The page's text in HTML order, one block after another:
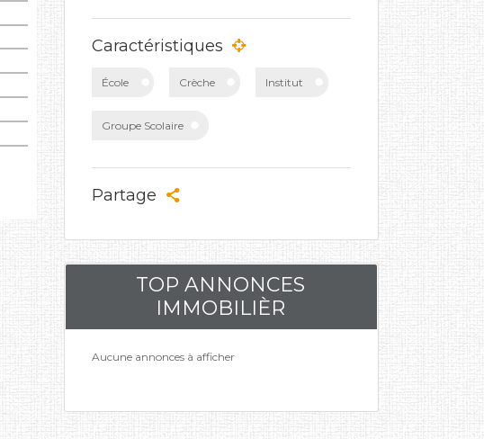
Caractéristiques
École Crèche Institut
Groupe Scolaire
Partage
TOP ANNONCES
IMMOBILIÈR
Aucune annonces à afficher